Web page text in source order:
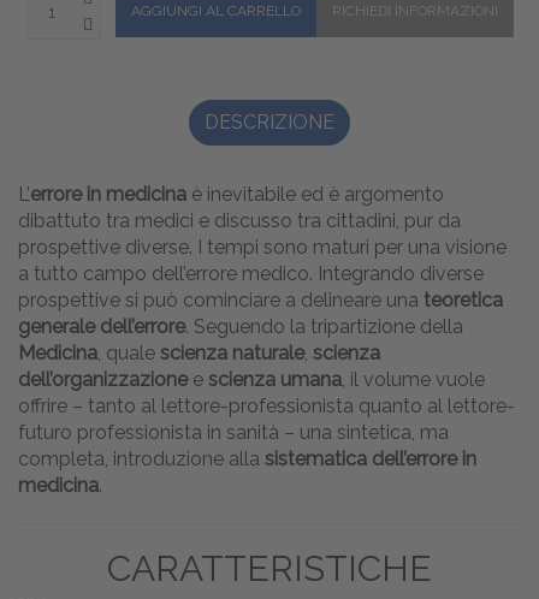
DESCRIZIONE
L’errore in medicina è inevitabile ed è argomento
dibattuto tra medici e discusso tra cittadini, pur da
prospettive diverse. I tempi sono maturi per una visione
a tutto campo dell’errore medico. Integrando diverse
prospettive si può cominciare a delineare una teoretica
generale dell’errore. Seguendo la tripartizione della
Medicina , quale scienza naturale, scienza
dell’organizzazionee scienza umana , il volume vuole
offrire – tanto al lettore-professionista quanto al lettore-
futuro professionista in sanità – una sintetica, ma
completa, introduzione alla sistematica dell’errore in
medicina.
CARATTERISTICHE